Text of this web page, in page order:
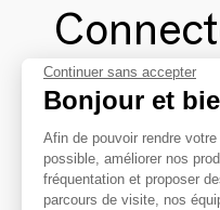
Afin de profiter au
avec vos marques
Continuer sans accepter
Bonjour et
Afin de pouvoir rendre
possible, améliorer nos
fréquentation et proposer
parcours de visite, nos